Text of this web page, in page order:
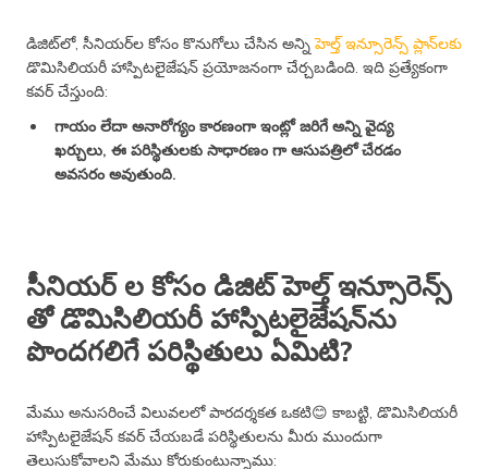
డిజిట్‌లో, సీనియర్‌ల కోసం కొనుగోలు చేసిన అన్నిహెల్త్ ఇన్సూరెన్స్ ప్లాన్‌లకు
డొమిసిలియరీ హాస్పిటలైజేషన్ ప్రయోజనంగా చేర్చబడింది. ఇది ప్రత్యేకంగా
కవర్ చేస్తుంది:
గాయం లేదా అనారోగ్యం కారణంగా ఇంట్లో జరిగే అన్ని వైద్య
ఖర్చులు, ఈ పరిస్థితులకు సాధారణం గా ఆసుపత్రిలో చేరడం
అవసరం అవుతుంది.
సీనియర్ ల కోసం డిజిట్ హెల్త్ ఇన్సూరెన్స్
తో డొమిసిలియరీ హాస్పిటలైజేషన్‌ను
పొందగలిగే పరిస్థితులు ఏమిటి?
మేము అనుసరించే విలువలలో పారదర్శకత ఒకటి😊 కాబట్టి, డొమిసిలియరీ
హాస్పిటలైజేషన్ కవర్ చేయబడే పరిస్థితులను మీరు ముందుగా
తెలుసుకోవాలని మేము కోరుకుంటున్నాము: